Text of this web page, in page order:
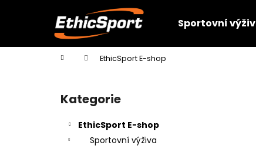
Sportovní
Domů EthicSport E-shop
Přeskočit
kategorie
Kategorie
EthicSport E-shop
Sportovní výživa
í
Zpět
do
Zpět
do